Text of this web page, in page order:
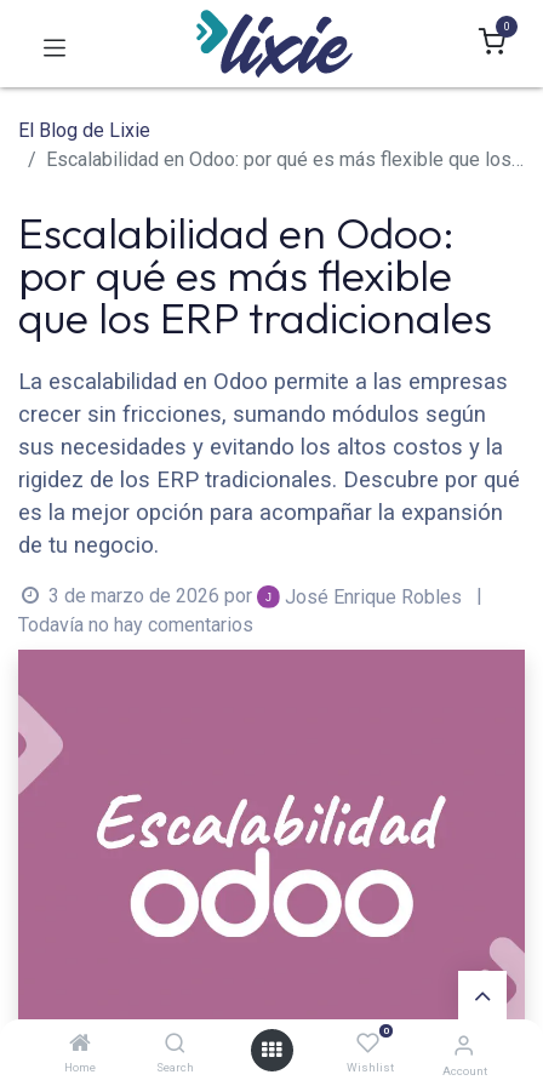
Home Search
0
Wishlist Account
0
El Blog de Lixie
Escalabilidad en Odoo: por qué es más flexible que los ERP tradicionales
Escalabilidad en Odoo:
por qué es más flexible
que los ERP tradicionales
La escalabilidad en Odoo permite a las empresas
crecer sin fricciones, sumando módulos según
sus necesidades y evitando los altos costos y la
rigidez de los ERP tradicionales. Descubre por qué
es la mejor opción para acompañar la expansión
de tu negocio.
3 de marzo de 2026 por José Enrique Robles
|
Todavía no hay comentarios